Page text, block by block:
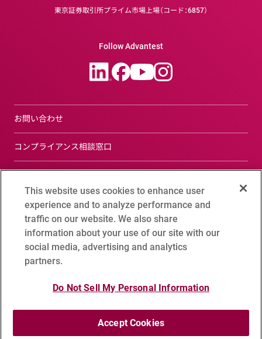
東京証券取引所プライム市場上場（コード：6857）
Follow Advantest
お問い合わせ
コンプライアンス相談窓口
プライバシーポリシー
ソーシャルメディアポリシー
クッキー設定
サイトマップ
Copyright 1995 - 2026 ADVANTEST CORPORATION
This website uses cookies to enhance user
experience and to analyze performance and
traffic on our website. We also share
information about your use of our site with our
social media, advertising and analytics
partners.
Do Not Sell My Personal Information
Accept Cookies